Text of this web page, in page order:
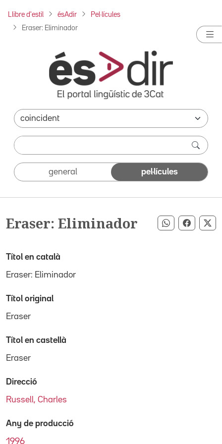
Llibre d'estil ésAdir Pel·lícules
Eraser: Eliminador
general pel·lícules
Eraser: Eliminador Compartir
Títol en català
Eraser: Eliminador
Títol original
Eraser
Títol en castellà
Eraser
Direcció
Russell, Charles
Any de producció
1996